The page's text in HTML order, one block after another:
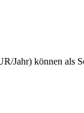
Jahr) können als